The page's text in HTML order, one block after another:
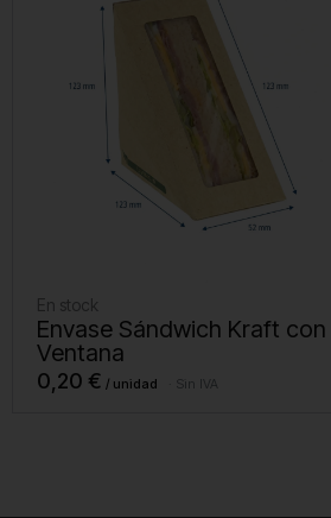
En stock
Envase Sándwich Kraft con
Ventana
0,20 € Sin IVA